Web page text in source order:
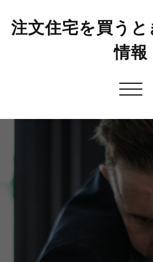
注文住宅を買う
情報
Toggle